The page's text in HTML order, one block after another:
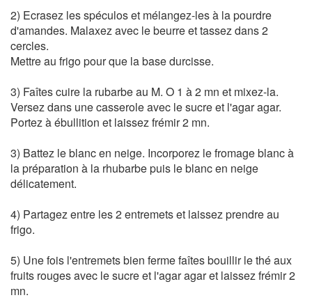
2) Ecrasez les spéculos et mélangez-les à la pourdre
d'amandes. Malaxez avec le beurre et tassez dans 2
cercles.
Mettre au frigo pour que la base durcisse.
3) Faîtes cuire la rubarbe au M. O 1 à 2 mn et mixez-la.
Versez dans une casserole avec le sucre et l'agar agar.
Portez à ébullition et laissez frémir 2 mn.
3) Battez le blanc en neige. Incorporez le fromage blanc à
la préparation à la rhubarbe puis le blanc en neige
délicatement.
4) Partagez entre les 2 entremets et laissez prendre au
frigo.
5) Une fois l'entremets bien ferme faîtes bouillir le thé aux
fruits rouges avec le sucre et l'agar agar et laissez frémir 2
mn.